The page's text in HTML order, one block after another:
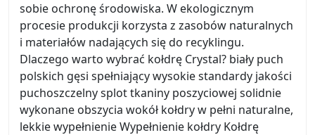
sobie ochronę środowiska. W ekologicznym
procesie produkcji korzysta z zasobów naturalnych
i materiałów nadających się do recyklingu.
Dlaczego warto wybrać kołdrę Crystal? biały puch
polskich gęsi spełniający wysokie standardy jakości
puchoszczelny splot tkaniny poszyciowej solidnie
wykonane obszycia wokół kołdry w pełni naturalne,
lekkie wypełnienie Wypełnienie kołdry Kołdrę